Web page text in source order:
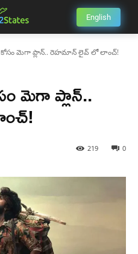
English
కోసం మెగా ప్లాన్.. రెహమాన్ లైవ్ లో లాంచ్!
మెగా ప్లాన్..
0
219